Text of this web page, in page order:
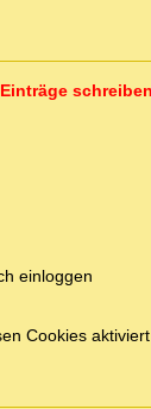
einloggen
Cookies